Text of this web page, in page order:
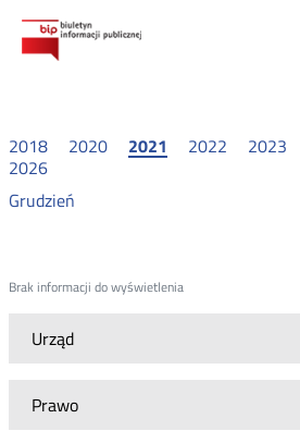
Urząd
Prawo
2018 2020 2021 2022 2023
2026
Grudzień
Brak informacji do wyświetlenia